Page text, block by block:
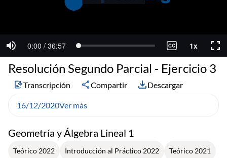
Geometría y Álgebra Lineal 1
Teórico 2022 Introducción al Práctico 2022 Teórico 2021
Resolución Segundo Parcial - Ejercicio 3
Transcripción Compartir Descargar
16/12/2020Ver más